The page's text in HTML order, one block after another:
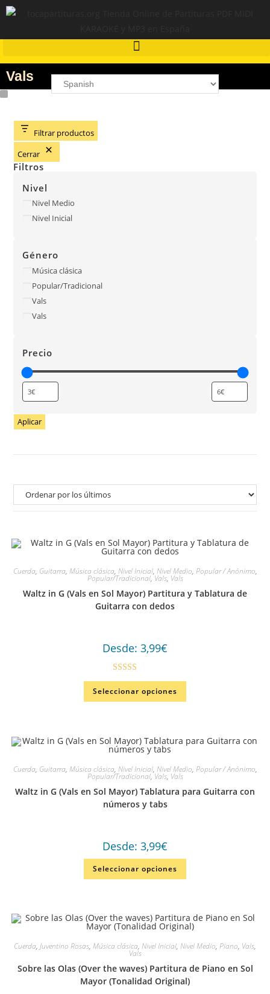
Vals
Filtrar productos
Cerrar
Filtros
Nivel
Nivel Medio
Nivel Inicial
Género
Música clásica
Popular/Tradicional
Vals
Vals
Precio
Aplicar
Cuerda, Guitarra, Música clásica, Nivel Inicial, Nivel Medio, Popular / Anónimo,
Popular/Tradicional,Vals, Vals
Waltz in G (Vals en Sol Mayor) Partitura y Tablatura de
Guitarra con dedos
Desde: 3,99€
Valorado en
5.00de 5
Seleccionar opciones
Cuerda, Guitarra, Música clásica, Nivel Inicial, Nivel Medio, Popular / Anónimo,
Popular/Tradicional,Vals, Vals
Waltz in G (Vals en Sol Mayor) Tablatura para Guitarra con
números y tabs
Desde: 3,99€
Seleccionar opciones
Cuerda, Juventino Rosas, Música clásica, Nivel Inicial, Nivel Medio, Piano, Vals,
Vals
Sobre las Olas (Over the waves) Partitura de Piano en Sol
Mayor (Tonalidad Original)